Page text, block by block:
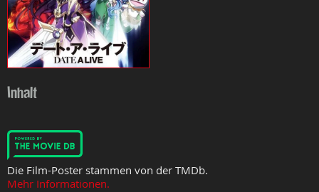
Inhalt
Die Film-Poster stammen von der TMDb.
Mehr Informationen.